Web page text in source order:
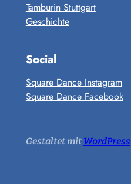
Tamburin Stuttgart
Geschichte
Social
Square Dance Instagram
Square Dance Facebook
Gestaltet mit WordPress